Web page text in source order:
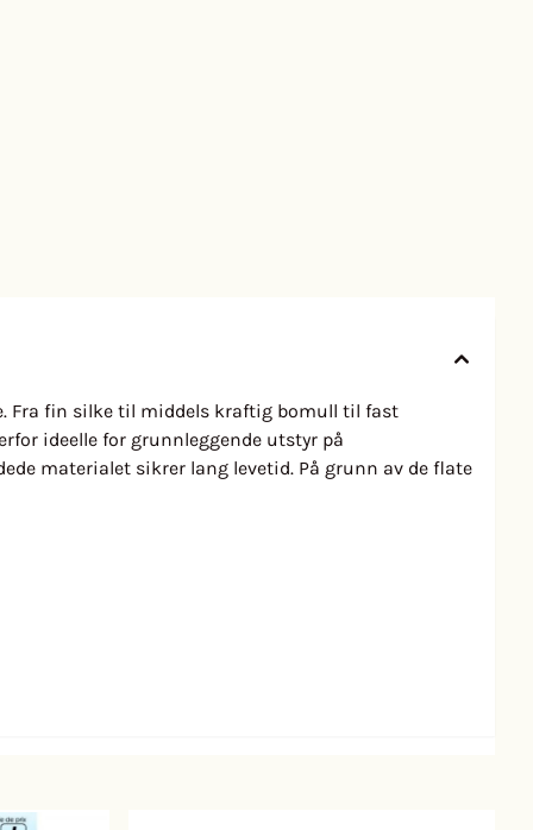
Fra fin silke til middels kraftig bomull til fast
ideelle for grunnleggende utstyr på
materialet sikrer lang levetid. På grunn av de flate